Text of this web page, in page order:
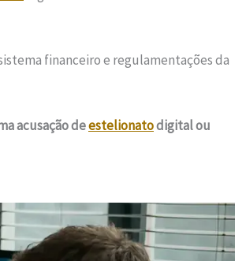
financeiro e regulamentações da
acusação deestelionatodigital ou